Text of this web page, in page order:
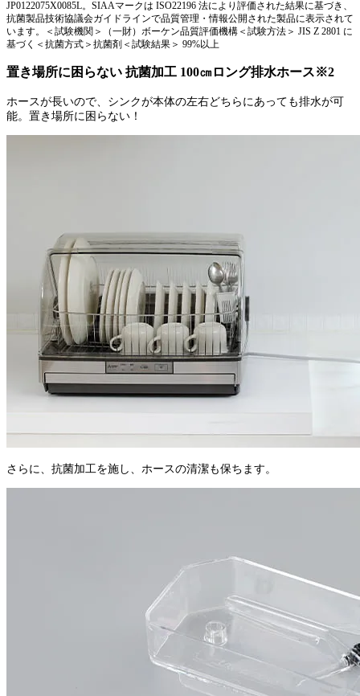
JP0122075X0085L。SIAAマークは ISO22196 法により評価された結果に基づき、
抗菌製品技術協議会ガイドラインで品質管理・情報公開された製品に表示されて
います。＜試験機関＞（一財）ボーケン品質評価機構＜試験方法＞ JIS Z 2801 に
基づく＜抗菌方式＞抗菌剤＜試験結果＞ 99%以上
置き場所に困らない 抗菌加工 100㎝ロング排水ホース※2
ホースが長いので、シンクが本体の左右どちらにあっても排水が可
能。置き場所に困らない！
さらに、抗菌加工を施し、ホースの清潔も保ちます。